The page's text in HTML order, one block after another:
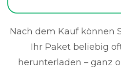
Nach dem Kauf können
Ihr Paket beliebig
herunterladen – ganz